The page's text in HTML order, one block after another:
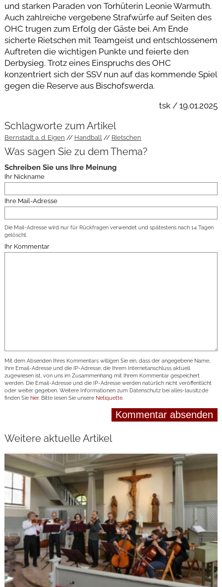
und starken Paraden von Torhüterin Leonie Warmuth.
Auch zahlreiche vergebene Strafwürfe auf Seiten des
OHC trugen zum Erfolg der Gäste bei. Am Ende
sicherte Rietschen mit Teamgeist und entschlossenem
Auftreten die wichtigen Punkte und feierte den
Derbysieg. Trotz eines Einspruchs des OHC
konzentriert sich der SSV nun auf das kommende Spiel
gegen die Reserve aus Bischofswerda.
tsk / 19.01.2025
Schlagworte zum Artikel
Bernstadt a. d. Eigen Handball Rietschen
Was sagen Sie zu dem Thema?
Schreiben Sie uns Ihre Meinung
Ihr Nickname
Ihre Mail-Adresse
Die Mail-Adresse wird nur für Rückfragen verwendet und spätestens nach 14 Tagen
gelöscht.
Ihr Kommentar
Mit dem Absenden Ihres Kommentars willigen Sie ein, dass der angegebene Name,
Ihre Email-Adresse und die IP-Adresse, die Ihrem Internetanschluss aktuell
zugewiesen ist, von uns im Zusammenhang mit Ihrem Kommentar gespeichert
werden. Die Email-Adresse und die IP-Adresse werden natürlich nicht veröffentlicht
oder weiter gegeben. Weitere Informationen zum Datenschutz bei alles-lausitz.de
finden Sie hier. Bitte lesen Sie unsere Netiquette.
Weitere aktuelle Artikel
weiterlesen